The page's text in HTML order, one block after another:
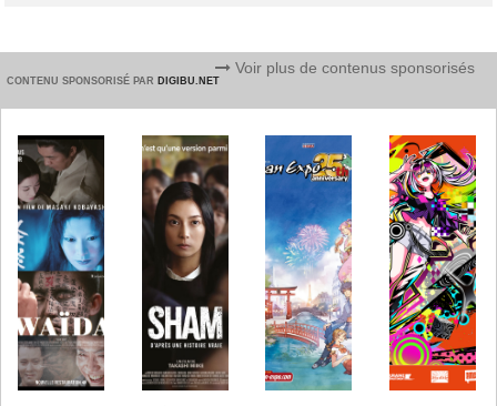
CONTENU SPONSORISÉ PAR DIGIBU.NET
Voir plus de contenus sponsorisés